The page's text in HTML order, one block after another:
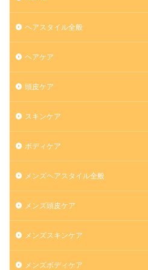
ヘアスタイル全般
ヘアケア
頭皮ケア
スキンケア
ボディケア
メンズヘアスタイル全般
メンズ頭皮ケア
メンズスキンケア
メンズボディケア